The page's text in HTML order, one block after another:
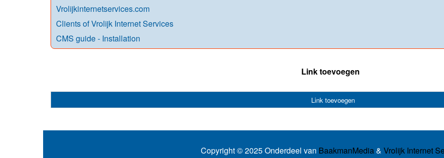
Vrolijkinternetservices.com
Clients of Vrolijk Internet Services
CMS guide - Installation
Link toevoegen
Link toevoegen
Copyright © 2025 Onderdeel van BaakmanMedia& Vrolijk Internet